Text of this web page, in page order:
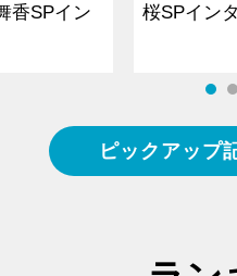
香SPイン
桜SPイ
ピックアップ